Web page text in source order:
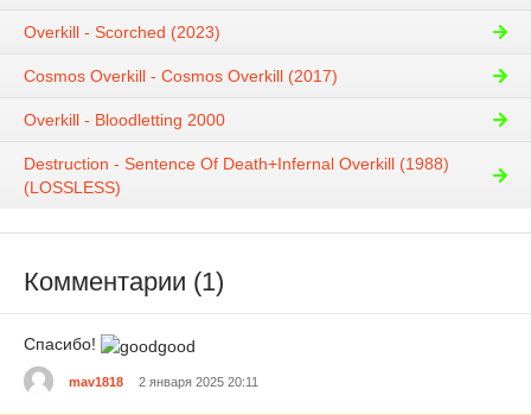
Overkill - Scorched (2023)
Cosmos Overkill - Cosmos Overkill (2017)
Overkill - Bloodletting 2000
Destruction - Sentence Of Death+Infernal Overkill (1988)
(LOSSLESS)
Комментарии (1)
Спасибо!
mav1818 2 января 2025 20:11